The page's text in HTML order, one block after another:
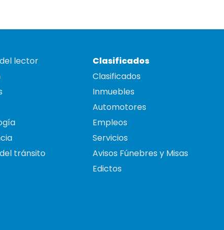
lector
tránsito
Clasificados
Clasificados
Inmuebles
Automotores
Empleos
Servicios
Avisos Fúnebres y Misas
Edictos